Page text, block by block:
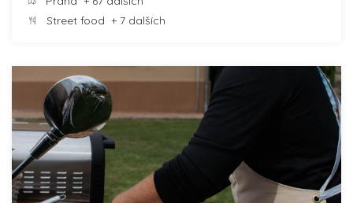
Street food + 7 dalších